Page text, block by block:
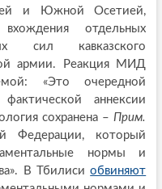
и Южной Осетией,
отдельных
сил кавказского
армии. Реакция МИД
«Это очередной
аннексии
сохранена – Прим.
Федерации, который
нормы и
В Тбилисиобвиняют